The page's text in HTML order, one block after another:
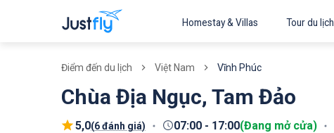
Homestay & Villas Tour du lịch
Điểm đến du lịch Việt Nam Vĩnh Phúc
Chùa Địa Ngục, Tam Đảo
5,0(6 đánh giá) 07:00 - 17:00(Đang mở cửa)